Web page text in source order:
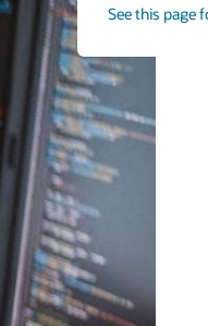
See this page